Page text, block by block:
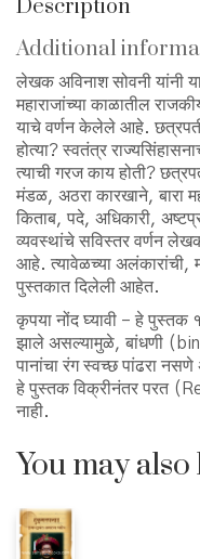
Description
Additional
लेखक अविनाश सोवनी यांनी
महाराजांच्या काळातील
याचे वर्णन केलेले आहे.
होत्या? स्वतंत्र
त्याची गरज काय होती?
मंडळ, अठरा कारखाने, बारा
किताब, पदे, अधिकारी,
व्यवस्थांचे सविस्तर वर्णन
आहे. त्यावेळच्या अलंकारांची,
पुस्तकात दिलेली आहेत.
कृपया नोंद घ्यावी – हे पुस्तक
झाले असल्यामुळे, बांधणी
पानांचा रंग स्वच्छ पांढरा
हे पुस्तक विक्रीनंतर परत
नाही.
You may